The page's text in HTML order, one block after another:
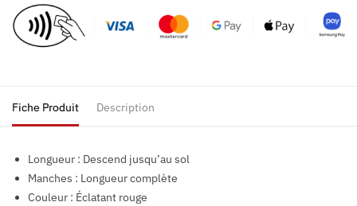
Fiche Produit Description
Longueur : Descend jusqu’au sol
Manches : Longueur complète
Couleur : Éclatant rouge